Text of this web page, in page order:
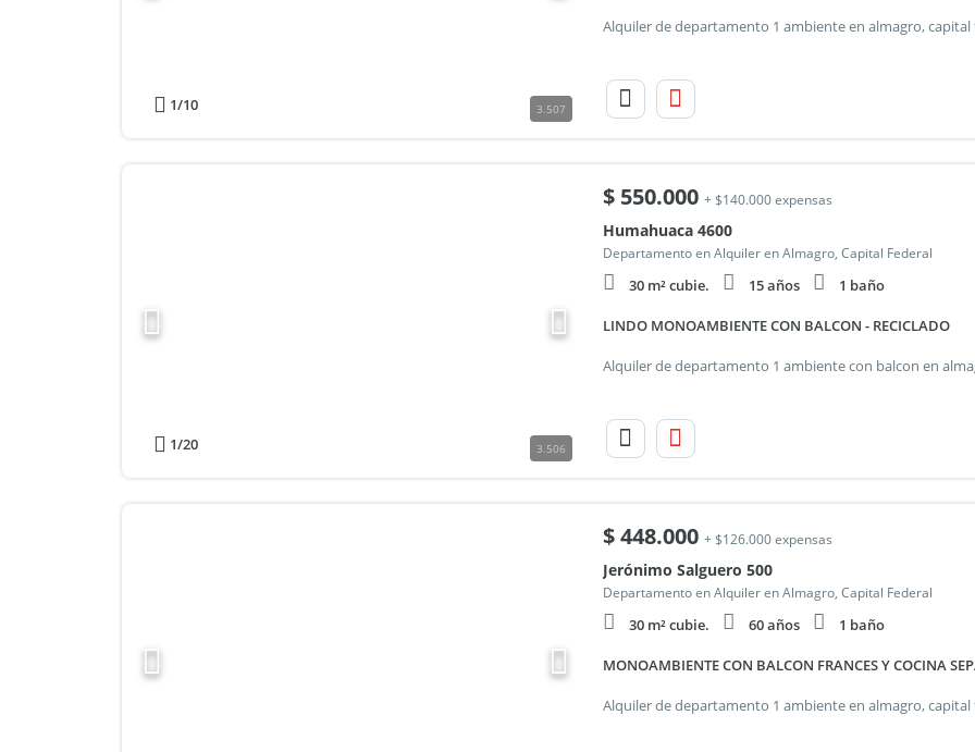
1/10 3.507
1/20 3.506
$550.000 + $140.000 expensas
Humahuaca 4600
Departamento en Alquiler en Almagro, Capital Federal
30 m² cubie. 15 años 1 baño
LINDO MONOAMBIENTE CON BALCON - RECICLADO
$448.000 + $126.000 expensas
Jerónimo Salguero 500
Departamento en Alquiler en Almagro, Capital Federal
30 m² cubie. 60 años 1 baño
MONOAMBIENTE CON BALCON FRANCES Y COCINA